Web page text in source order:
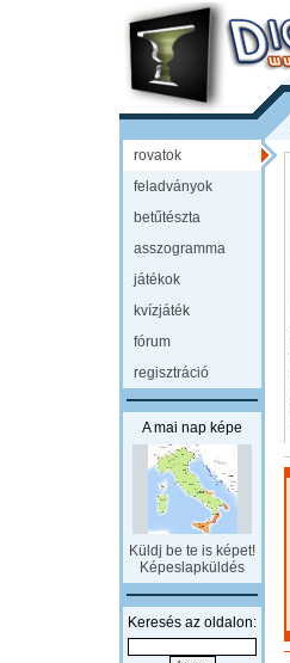
rovatok
feladványok
betűtészta
asszogramma
játékok
kvízjáték
fórum
regisztráció
A mai nap képe
Küldj be te is képet!
Képeslapküldés
Keresés az oldalon: